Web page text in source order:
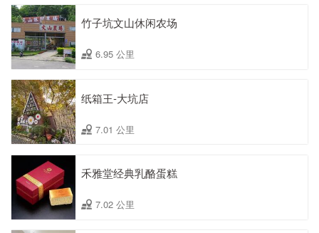
竹子坑文山休闲农场
6.95 公里
纸箱王-大坑店
7.01 公里
禾雅堂经典乳酪蛋糕
7.02 公里